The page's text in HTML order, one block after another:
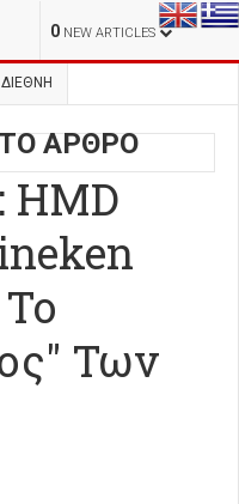
0 NEW ARTICLES
ΔΙΕΘΝΗ
ΑΡΘΡΟ
HMD
Των